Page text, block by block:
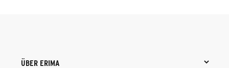
ÜBER ERIMA